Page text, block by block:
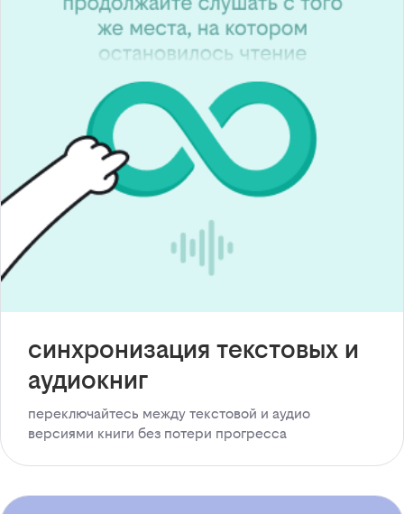
синхронизация текстовых и
аудиокниг
переключайтесь между текстовой и аудио
версиями книги без потери прогресса